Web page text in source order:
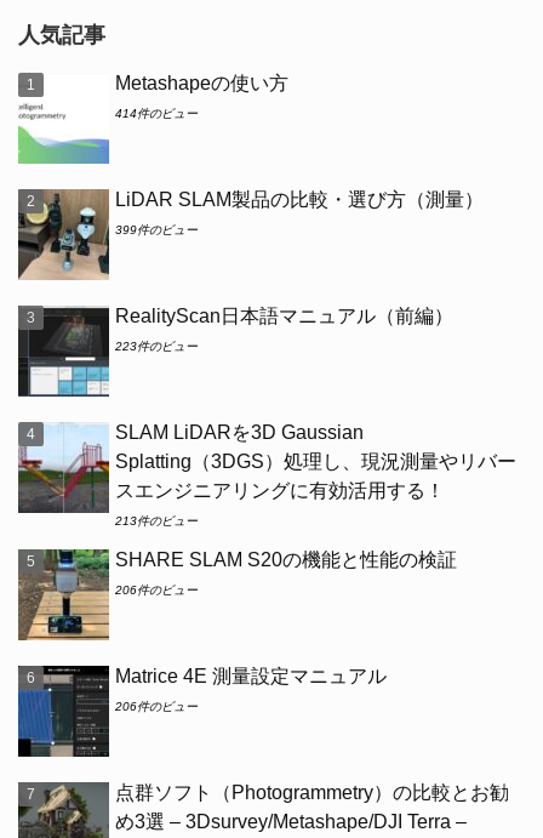
人気記事
Metashapeの使い方
414件のビュー
LiDAR SLAM製品の比較・選び方（測量）
399件のビュー
RealityScan日本語マニュアル（前編）
223件のビュー
SLAM LiDARを3D Gaussian
Splatting（3DGS）処理し、現況測量やリバー
スエンジニアリングに有効活用する！
213件のビュー
SHARE SLAM S20の機能と性能の検証
206件のビュー
Matrice 4E 測量設定マニュアル
206件のビュー
点群ソフト（Photogrammetry）の比較とお勧
め3選 – 3Dsurvey/Metashape/DJI Terra –